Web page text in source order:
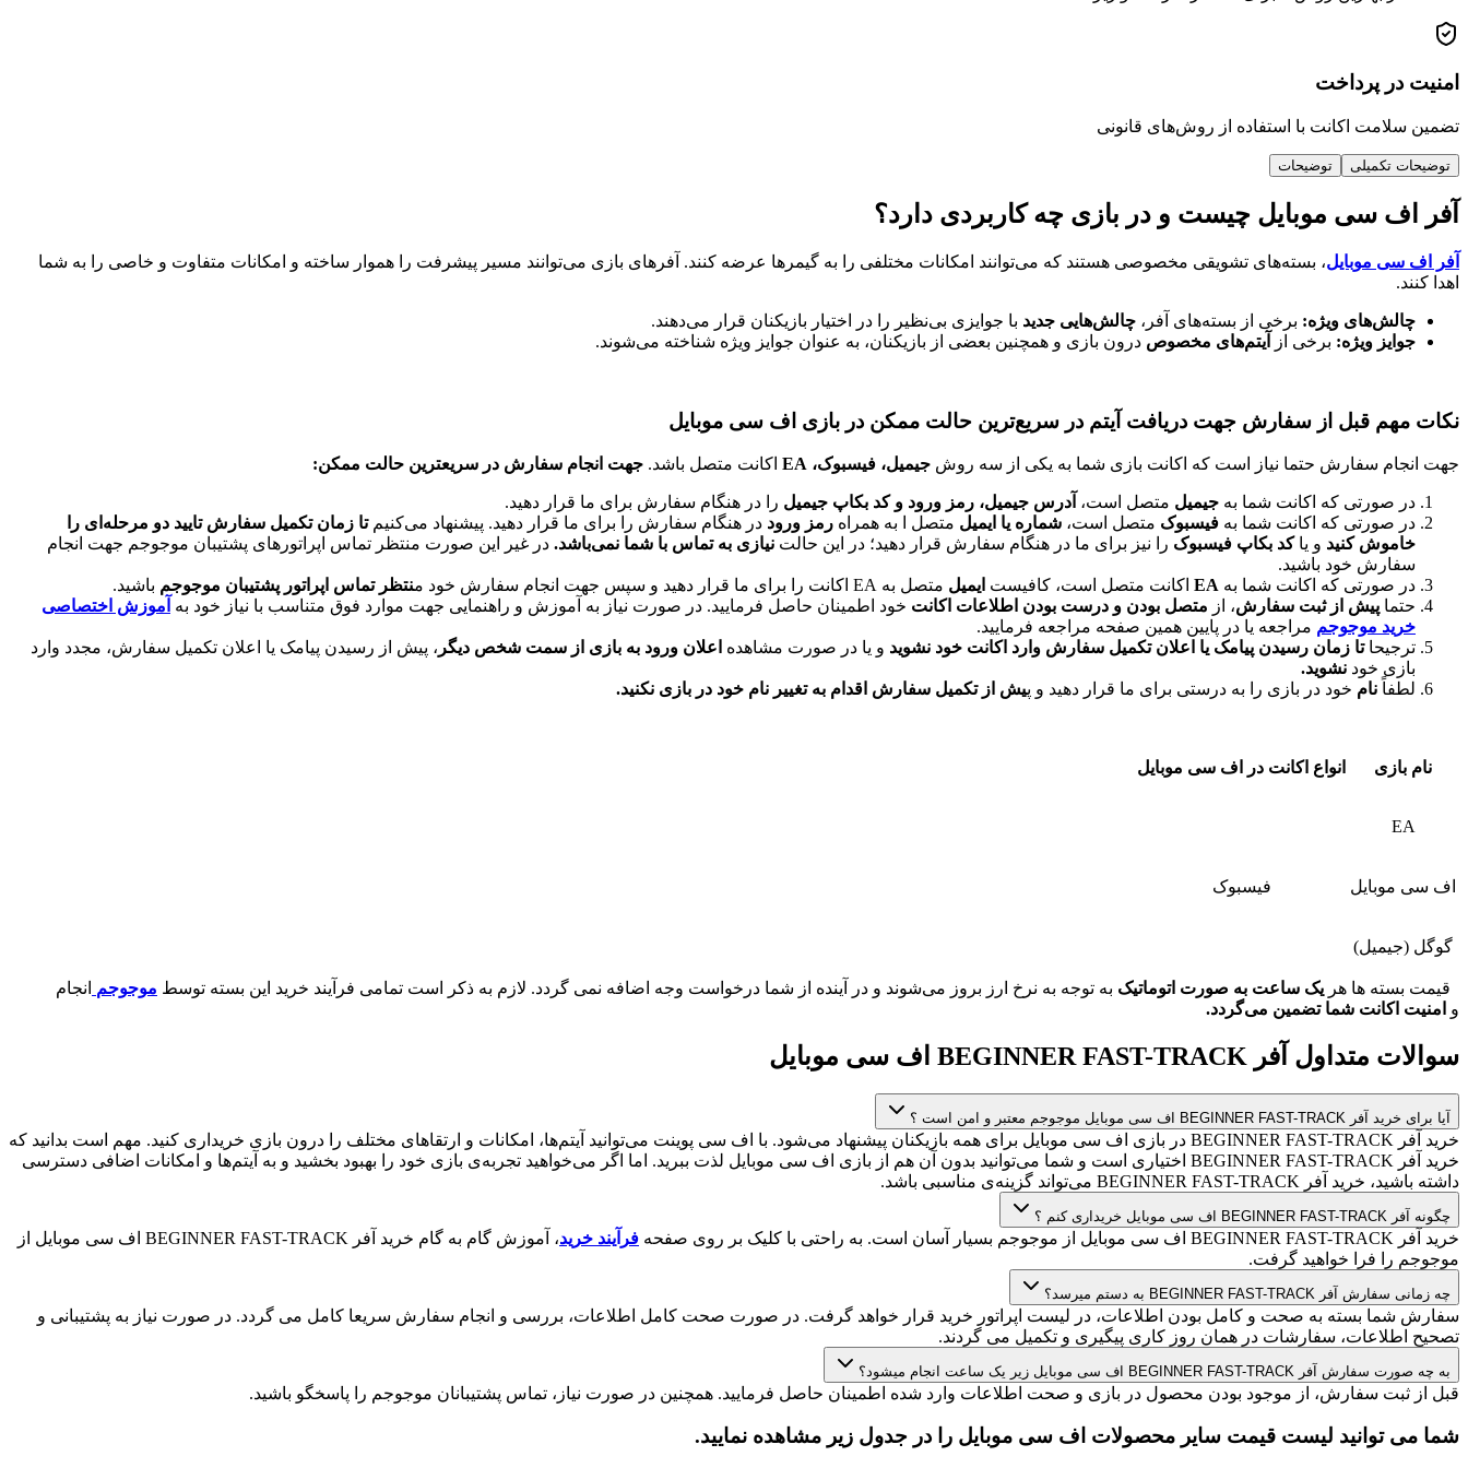
امنیت در پرداخت
تضمین سلامت اکانت با استفاده از روش‌های قانونی
توضیحات تکمیلی توضیحات
آفر اف سی موبایل چیست و در بازی چه کاربردی دارد؟
آفر اف سی موبایل، بسته‌های تشویقی مخصوصی هستند که می‌توانند امکانات مختلفی را به گیمرها عرضه کنند. آفرهای بازی می‌توانند مسیر پیشرفت را هموار ساخته و امکانات متفاوت و خاصی را به شما
اهدا کنند.
چالش‌های ویژه: برخی از بسته‌های آفر، چالش‌هایی جدید با جوایزی بی‌نظیر را در اختیار بازیکنان قرار می‌دهند.
جوایز ویژه: برخی از آیتم‌های مخصوص درون بازی و همچنین بعضی‌ از بازیکنان، به عنوان جوایز ویژه شناخته می‌شوند.
نکات مهم قبل از سفارش جهت دریافت آیتم در سریع‌ترین حالت ممکن در بازی اف سی موبایل
جهت انجام سفارش حتما نیاز است که اکانت بازی شما به یکی از سه روش جیمیل، فیسبوک، EA اکانت متصل باشد. جهت انجام سفارش در سریعترین حالت ممکن:
در صورتی که اکانت شما به جیمیل متصل است، آدرس جیمیل، رمز ورود و کد بکاپ جیمیل را در هنگام سفارش برای ما قرار دهید.
در صورتی که اکانت شما به فیسبوک متصل است، شماره یا ایمیل متصل ا به همراه رمز ورود در هنگام سفارش را برای ما قرار دهید. پیشنهاد می‌کنیمتا زمان تکمیل سفارش تایید دو مرحله‌ای را
خاموش کنید و یاکد بکاپ فیسبوک را نیز برای ما در هنگام سفارش قرار دهید؛ در این حالت نیازی به تماس با شما نمی‌باشد. در غیر این صورت منتظر تماس اپراتورهای پشتیبان موجوجم جهت انجام
سفارش خود باشید.
در صورتی که اکانت شما به EA اکانت متصل است، کافیست ایمیل متصل به EA اکانت را برای ما قرار دهید و سپس جهت انجام سفارش خود م نتظر تماس اپراتور پشتیبان موجوجم باشید.
حتما پیش از ثبت سفارش، از متصل بودن و درست بودن اطلاعات اکانت خود اطمینان حاصل فرمایید. در صورت نیاز به آموزش و راهنمایی جهت موارد فوق متناسب با نیاز خود به آموزش اختصاصی
خرید موجوجم مراجعه یا در پایین همین صفحه مراجعه فرمایید.
ترجیحاتا زمان رسیدن پیامک یا اعلان تکمیل سفارش وارد اکانت خود نشوید و یا در صورت مشاهده اعلان ورود به بازی از سمت شخص دیگر ، پیش از رسیدن پیامک یا اعلان تکمیل سفارش، مجدد وارد
بازی خود نشوید.
لطفاً نام خود در بازی را به درستی برای ما قرار دهید و پیش از تکمیل سفارش اقدام به تغییر نام خود در بازی نکنید.
نام بازی انواع اکانت در اف سی موبایل
EA
اف سی موبایل فیسبوک
گوگل (جیمیل)
قیمت بسته ها هر یک ساعت به صورت اتوماتیک به توجه به نرخ ارز بروز می‌شوند و در آینده از شما درخواست وجه اضافه نمی گردد. لازم به ذکر است تمامی فرآیند خرید این بسته توسط موجوجم انجام
و امنیت اکانت شما تضمین می‌گردد.
سوالات متداول آفر BEGINNER FAST-TRACK اف سی موبایل
آیا برای خرید آفر BEGINNER FAST-TRACK اف سی موبایل موجوجم معتبر و امن است ؟
خرید آفر BEGINNER FAST-TRACK در بازی اف سی موبایل برای همه بازیکنان پیشنهاد می‌شود. با اف سی پوینت می‌توانید آیتم‌ها، امکانات و ارتقاهای مختلف را درون بازی خریداری کنید. مهم است بدانید که
خرید آفر BEGINNER FAST-TRACK اختیاری است و شما می‌توانید بدون آن هم از بازی اف سی موبایل لذت ببرید. اما اگر می‌خواهید تجربه‌ی بازی خود را بهبود بخشید و به آیتم‌ها و امکانات اضافی دسترسی
داشته باشید، خرید آفر BEGINNER FAST-TRACK می‌تواند گزینه‌ی مناسبی باشد.
چگونه آفر BEGINNER FAST-TRACK اف سی موبایل خریداری کنم ؟
خرید آفر BEGINNER FAST-TRACK اف سی موبایل از موجوجم بسیار آسان است. به راحتی با کلیک بر روی صفحه فرآیند خرید
، آموزش گام به گام خرید آفر BEGINNER FAST-TRACK اف سی موبایل از
موجوجم را فرا خواهید گرفت.
چه زمانی سفارش آفر BEGINNER FAST-TRACK به دستم میرسد؟
سفارش شما بسته به صحت و کامل بودن اطلاعات، در لیست اپراتور خرید قرار خواهد گرفت. در صورت صحت کامل اطلاعات، بررسی و انجام سفارش سریعا کامل می گردد. در صورت نیاز به پشتیبانی و
تصحیح اطلاعات، سفارشات در همان روز کاری پیگیری و تکمیل می گردند.
به چه صورت سفارش آفر BEGINNER FAST-TRACK اف سی موبایل زیر یک ساعت انجام میشود؟
قبل از ثبت سفارش، از موجود بودن محصول در بازی و صحت اطلاعات وارد شده اطمینان حاصل فرمایید. همچنین در صورت نیاز، تماس پشتیبانان موجوجم را پاسخگو باشید.
شما می توانید لیست قیمت سایر محصولات اف سی موبایل را در جدول زیر مشاهده نمایید.